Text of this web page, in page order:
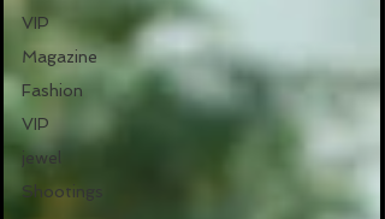
VIP
Magazine
Fashion
VIP
jewel
Shootings